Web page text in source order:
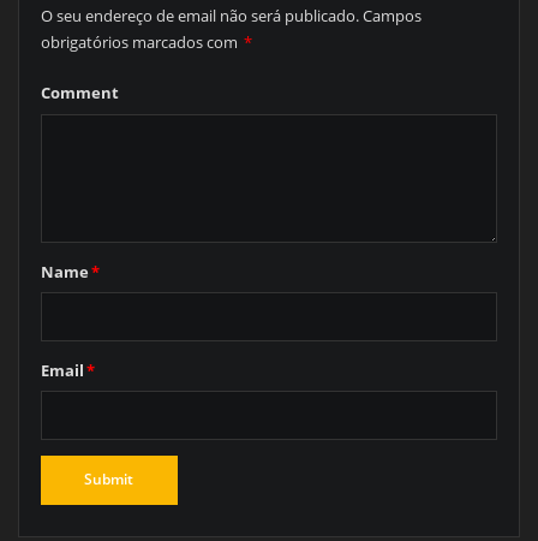
O seu endereço de email não será publicado.Campos
obrigatórios marcados com *
Comment
Name*
Email*